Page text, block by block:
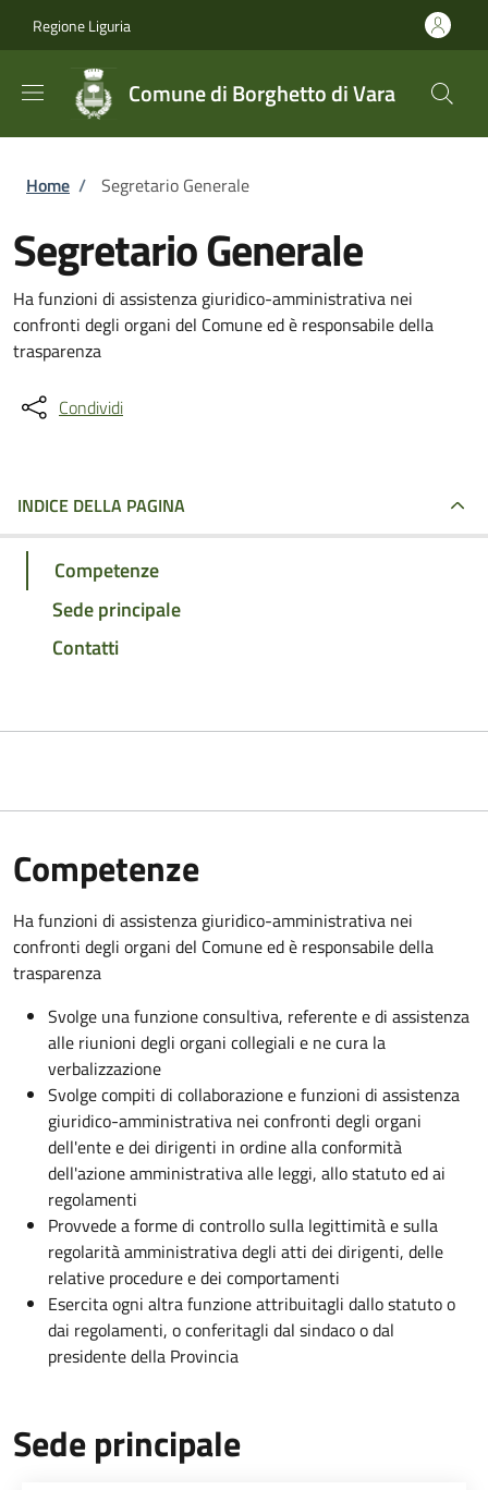
Regione Liguria
Comune di Borghetto di Vara
Briciole di pane
Home / Segretario Generale
Segretario Generale
Ha funzioni di assistenza giuridico-amministrativa nei
confronti degli organi del Comune ed è responsabile della
trasparenza
Condividi
INDICE DELLA PAGINA
Competenze
Sede principale
Contatti
Competenze
Ha funzioni di assistenza giuridico-amministrativa nei
confronti degli organi del Comune ed è responsabile della
trasparenza
Svolge una funzione consultiva, referente e di assistenza
alle riunioni degli organi collegiali e ne cura la
verbalizzazione
Svolge compiti di collaborazione e funzioni di assistenza
giuridico-amministrativa nei confronti degli organi
dell'ente e dei dirigenti in ordine alla conformità
dell'azione amministrativa alle leggi, allo statuto ed ai
regolamenti
Provvede a forme di controllo sulla legittimità e sulla
regolarità amministrativa degli atti dei dirigenti, delle
relative procedure e dei comportamenti
Esercita ogni altra funzione attribuitagli dallo statuto o
dai regolamenti, o conferitagli dal sindaco o dal
presidente della Provincia
Sede principale